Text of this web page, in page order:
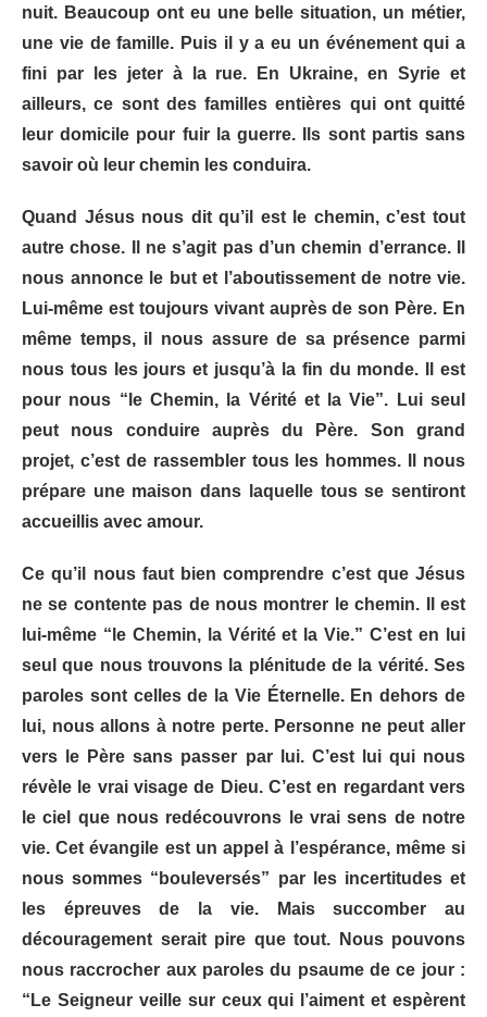
nuit. Beaucoup ont eu une belle situation, un métier,
une vie de famille. Puis il y a eu un événement qui a
fini par les jeter à la rue. En Ukraine, en Syrie et
ailleurs, ce sont des familles entières qui ont quitté
leur domicile pour fuir la guerre. Ils sont partis sans
savoir où leur chemin les conduira.
Quand Jésus nous dit qu’il est le chemin, c’est tout
autre chose. Il ne s’agit pas d’un chemin d’errance. Il
nous annonce le but et l’aboutissement de notre vie.
Lui-même est toujours vivant auprès de son Père. En
même temps, il nous assure de sa présence parmi
nous tous les jours et jusqu’à la fin du monde. Il est
pour nous “le Chemin, la Vérité et la Vie”. Lui seul
peut nous conduire auprès du Père. Son grand
projet, c’est de rassembler tous les hommes. Il nous
prépare une maison dans laquelle tous se sentiront
accueillis avec amour.
Ce qu’il nous faut bien comprendre c’est que Jésus
ne se contente pas de nous montrer le chemin. Il est
lui-même “le Chemin, la Vérité et la Vie.” C’est en lui
seul que nous trouvons la plénitude de la vérité. Ses
paroles sont celles de la Vie Éternelle. En dehors de
lui, nous allons à notre perte. Personne ne peut aller
vers le Père sans passer par lui. C’est lui qui nous
révèle le vrai visage de Dieu. C’est en regardant vers
le ciel que nous redécouvrons le vrai sens de notre
vie. Cet évangile est un appel à l’espérance, même si
nous sommes “bouleversés” par les incertitudes et
les épreuves de la vie. Mais succomber au
découragement serait pire que tout. Nous pouvons
nous raccrocher aux paroles du psaume de ce jour :
“Le Seigneur veille sur ceux qui l’aiment et espèrent